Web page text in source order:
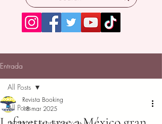
Entrada
All Posts
All Posts
Revista Booking
18 mar 2025